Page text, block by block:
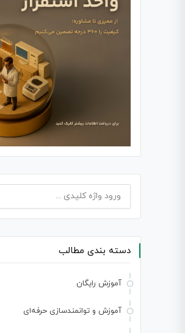
جستجو
برای:
دسته بندی مطالب
آموزش رایگان
آموزش و توانمندسازی حرفه‌ای